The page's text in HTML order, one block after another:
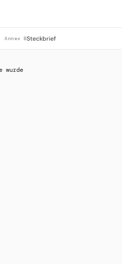
Annex BSteckbrief
wurde